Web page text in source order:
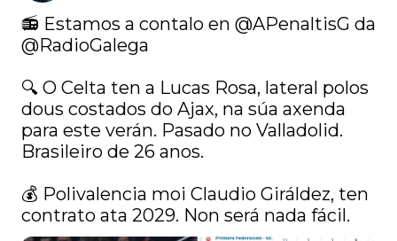
📻 Estamos a contalo en @APenaltisG
@RadioGalega
🔍 O Celta ten a Lucas Rosa, lateral polos
dous costados do Ajax, na súa axenda
para este verán. Pasado no Valladolid.
Brasileiro de 26 anos.
💰 Polivalencia moi Claudio Giráldez, ten
contrato ata 2029. Non será nada fácil.